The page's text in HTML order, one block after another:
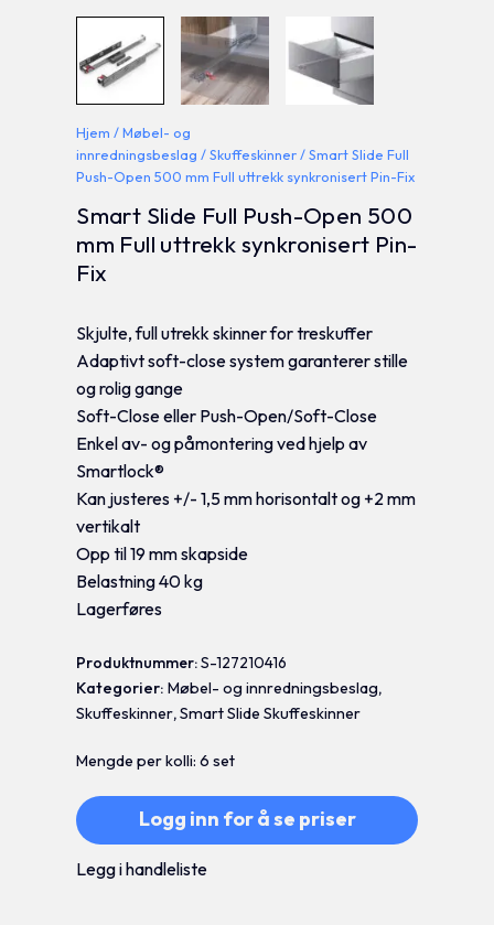
Hjem /Møbel- og
innredningsbeslag /Skuffeskinner/ Smart Slide Full
Push-Open 500 mm Full uttrekk synkronisert Pin-Fix
Smart Slide Full Push-Open 500
mm Full uttrekk synkronisert Pin-
Fix
Skjulte, full utrekk skinner for treskuffer
Adaptivt soft-close system garanterer stille
og rolig gange
Soft-Close eller Push-Open/Soft-Close
Enkel av- og påmontering ved hjelp av
Smartlock®
Kan justeres +/- 1,5 mm horisontalt og +2 mm
vertikalt
Opp til 19 mm skapside
Belastning 40 kg
Lagerføres
Produktnummer:S-127210416
Kategorier:Møbel- og innredningsbeslag,
Skuffeskinner,Smart Slide Skuffeskinner
Mengde per kolli: 6 set
Logg inn for å se priser
Legg i handleliste